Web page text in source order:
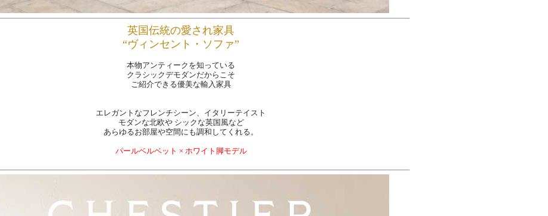
英国伝統の愛され家具
“ヴィンセント・ソファ”
本物アンティークを知っている
クラシックデモダンだからこそ
ご紹介できる優美な輸入家具
エレガントなフレンチシーン、イタリーテイスト
モダンな北欧や シックな英国風など
あらゆるお部屋や空間にも調和してくれる。
パールベルベット × ホワイト脚モデル